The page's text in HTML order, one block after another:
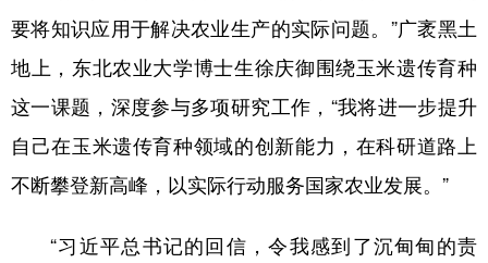
要将知识应用于解决农业生产的实际问题。”广袤黑土
地上，东北农业大学博士生徐庆御围绕玉米遗传育种
这一课题，深度参与多项研究工作，“我将进一步提升
自己在玉米遗传育种领域的创新能力，在科研道路上
不断攀登新高峰，以实际行动服务国家农业发展。”
“习近平总书记的回信，令我感到了沉甸甸的责